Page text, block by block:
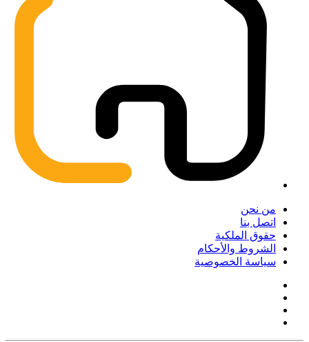
من نحن
اتصل بنا
حقوق الملكية
الشروط والأحكام
سياسة الخصوصية